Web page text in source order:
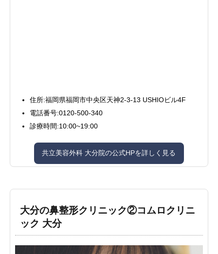
住所:福岡県福岡市中央区天神2-3-13 USHIOビル4F
電話番号:0120-500-340
診療時間:10:00~19:00
共立美容外科 大分院の公式HPを詳しく見る
大分の鼻整形クリニック②コムロクリニ
ック 大分